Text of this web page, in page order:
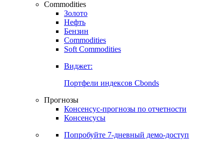
Commodities
Золото
Нефть
Бензин
Commodities
Soft Commodities
Виджет:
Портфели индексов Cbonds
Прогнозы
Консенсус-прогнозы по отчетности
Консенсусы
Попробуйте 7-дневный демо-доступ